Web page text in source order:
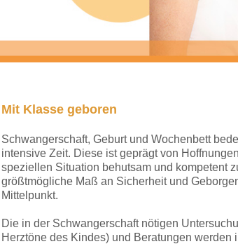
Mit Klasse geboren
Schwangerschaft, Geburt und Wochenbett
intensive Zeit. Diese ist geprägt von
speziellen Situation behutsam und kompetent
größtmögliche Maß an Sicherheit und
Mittelpunkt.
Die in der Schwangerschaft nötigen
Herztöne des Kindes) und Beratungen